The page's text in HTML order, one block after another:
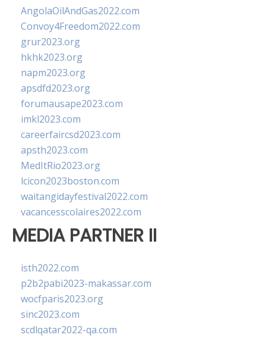
AngolaOilAndGas2022.com
Convoy4Freedom2022.com
grur2023.org
hkhk2023.org
napm2023.org
apsdfd2023.org
forumausape2023.com
imkl2023.com
careerfaircsd2023.com
apsth2023.com
MedItRio2023.org
lcicon2023boston.com
waitangidayfestival2022.com
vacancesscolaires2022.com
MEDIA PARTNER II
isth2022.com
p2b2pabi2023-makassar.com
wocfparis2023.org
sinc2023.com
scdlqatar2022-qa.com